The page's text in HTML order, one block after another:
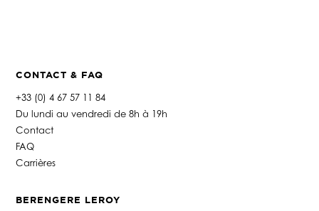
CONTACT & FAQ
+33 (0) 4 67 57 11 84
Du lundi au vendredi de 8h à 19h
Contact
FAQ
Carrières
BERENGERE LEROY